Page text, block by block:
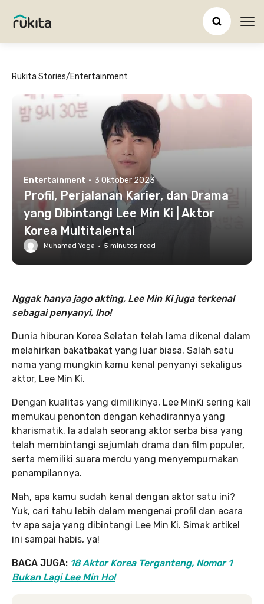
Rukita Stories/Entertainment
Entertainment · 3 Oktober 2023
Profil, Perjalanan Karier, dan Drama
yang Dibintangi Lee Min Ki | Aktor
Korea Multitalenta!
Muhamad Yoga · 5 minutes read
Nggak hanya jago akting, Lee Min Ki juga terkenal
sebagai penyanyi, lho!
Dunia hiburan Korea Selatan telah lama dikenal dalam
melahirkan bakatbakat yang luar biasa. Salah satu
nama yang mungkin kamu kenal penyanyi sekaligus
aktor, Lee Min Ki.
Dengan kualitas yang dimilikinya, Lee MinKi sering kali
memukau penonton dengan kehadirannya yang
kharismatik. Ia adalah seorang aktor serba bisa yang
telah membintangi sejumlah drama dan film populer,
serta memiliki suara merdu yang menyempurnakan
penampilannya.
Nah, apa kamu sudah kenal dengan aktor satu ini?
Yuk, cari tahu lebih dalam mengenai profil dan acara
tv apa saja yang dibintangi Lee Min Ki. Simak artikel
ini sampai habis, ya!
BACA JUGA: 18 Aktor Korea Terganteng, Nomor 1
Bukan Lagi Lee Min Ho!